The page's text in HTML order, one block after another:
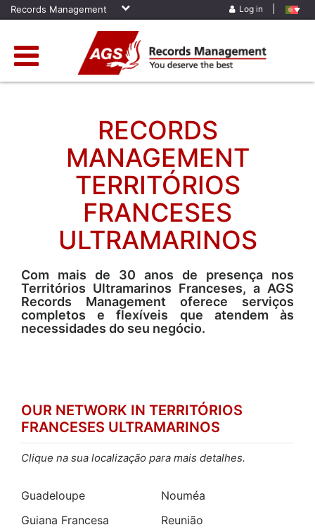
Records Management Log in
RECORDS
MANAGEMENT
TERRITÓRIOS
FRANCESES
ULTRAMARINOS
Com mais de 30 anos de presença nos
Territórios Ultramarinos Franceses, a AGS
Records Management oferece serviços
completos e flexíveis que atendem às
necessidades do seu negócio.
OUR NETWORK IN TERRITÓRIOS
FRANCESES ULTRAMARINOS
Clique na sua localização para mais detalhes.
Guadeloupe
Guiana Francesa
Nouméa
Reunião